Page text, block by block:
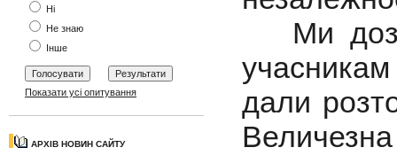
Ні
Не знаю
Інше
Показати усі опитування
АРХІВ НОВИН САЙТУ
Ми
учасникам
дали